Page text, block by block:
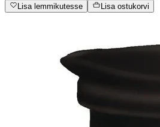
Lisa lemmikutesse Lisa ostukorvi